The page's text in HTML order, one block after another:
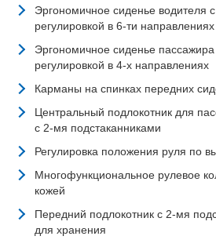
Эргономичное сиденье водителя с
регулировкой в 6-ти направлениях
Эргономичное сиденье пассажира
регулировкой в 4-х направлениях
Карманы на спинках передних
Центральный подлокотник для
с 2-мя подстаканниками
Регулировка положения руля по
Многофункциональное рулевое
кожей
Передний подлокотник с 2-мя
для хранения